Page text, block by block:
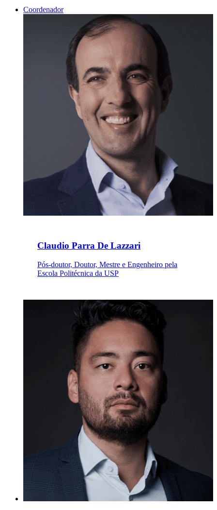
Coordenador
Claudio Parra De Lazzari
Pós-doutor, Doutor, Mestre e Engenheiro pela
Escola Politécnica da USP